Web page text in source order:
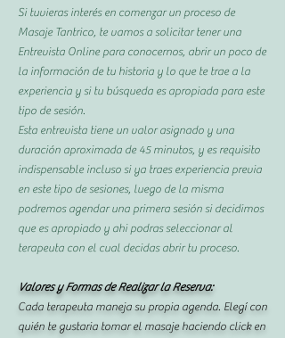
Si tuvieras interés en comenzar un proceso de
Masaje Tantrico, te vamos a solicitar tener una
Entrevista Online para conocernos, abrir un poco de
la información de tu historia y lo que te trae a la
experiencia y si tu búsqueda es apropiada para este
tipo de sesión.
Esta entrevista tiene un valor asignado y una
duración aproximada de 45 minutos, y es requisito
indispensable incluso si ya traes experiencia previa
en este tipo de sesiones, luego de la misma
podremos agendar una primera sesión si decidimos
que es apropiado y ahi podras seleccionar al
terapeuta con el cual decidas abrir tu proceso.
Valores y Formas de Realizar la Reserva:
Cada terapeuta maneja su propia agenda. Elegí con
quién te gustaria tomar el masaje haciendo click en